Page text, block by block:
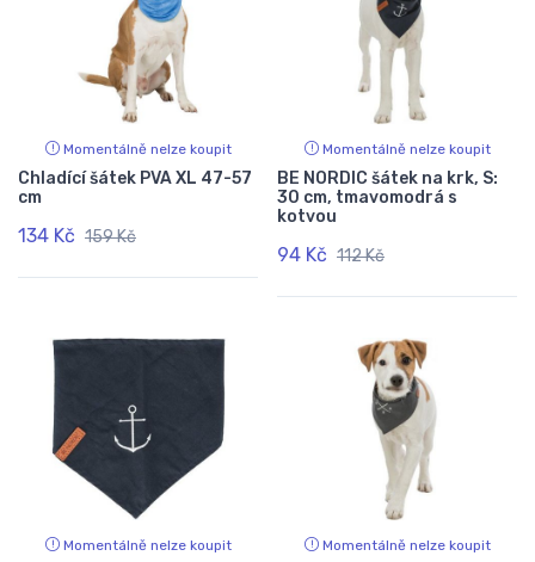
Momentálně nelze koupit
Chladící šátek PVA XL 47-57
cm
134 Kč 159 Kč
Momentálně nelze koupit
BE NORDIC šátek na krk, S:
30 cm, tmavomodrá s
kotvou
94 Kč 112 Kč
Momentálně nelze koupit Momentálně nelze koupit